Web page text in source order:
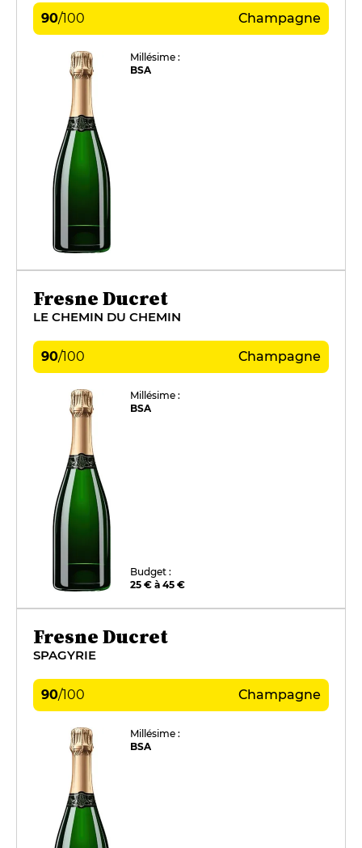
90/100 Champagne
Millésime :
BSA
Fresne Ducret
LE CHEMIN DU CHEMIN
90/100 Champagne
Millésime :
BSA
Budget :
25 € à 45 €
Fresne Ducret
SPAGYRIE
90/100 Champagne
Millésime :
BSA